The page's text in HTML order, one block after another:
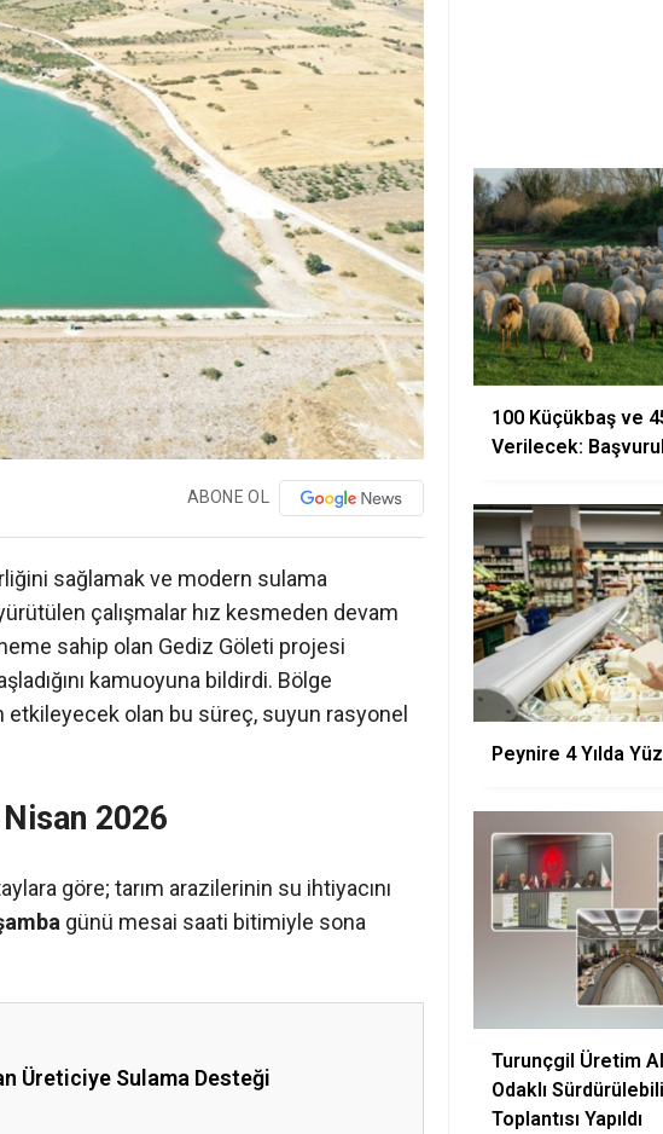
ABONE OL
sağlamak ve modern sulama
çalışmalar hız kesmeden devam
sahip olan Gediz Göleti projesi
kamuoyuna bildirdi. Bölge
etkileyecek olan bu süreç, suyun rasyonel
2026
göre; tarım arazilerinin su ihtiyacını
günü mesai saati bitimiyle sona
Üreticiye Sulama Desteği
100 Küçükbaş ve
Verilecek:
Peynire 4 Yılda
Turunçgil Üretim
Odaklı
Toplantısı Yapıldı